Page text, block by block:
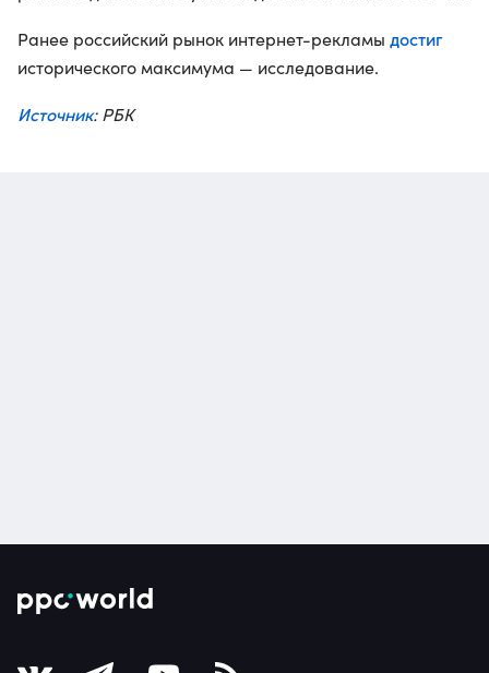
Ранее российский рынок интернет-рекламы достиг
исторического максимума — исследование.
Источник: РБК